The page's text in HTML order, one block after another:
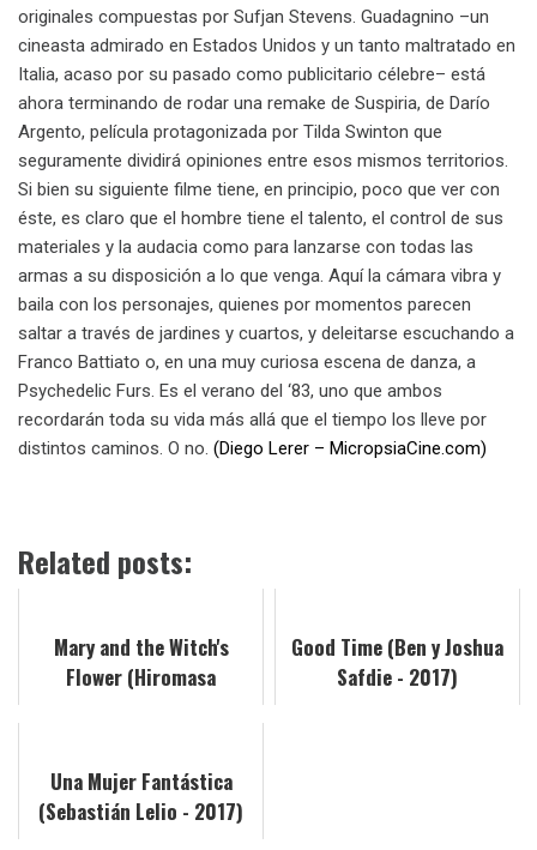
originales compuestas por Sufjan Stevens. Guadagnino –un
cineasta admirado en Estados Unidos y un tanto maltratado en
Italia, acaso por su pasado como publicitario célebre– está
ahora terminando de rodar una remake de Suspiria, de Darío
Argento, película protagonizada por Tilda Swinton que
seguramente dividirá opiniones entre esos mismos territorios.
Si bien su siguiente filme tiene, en principio, poco que ver con
éste, es claro que el hombre tiene el talento, el control de sus
materiales y la audacia como para lanzarse con todas las
armas a su disposición a lo que venga. Aquí la cámara vibra y
baila con los personajes, quienes por momentos parecen
saltar a través de jardines y cuartos, y deleitarse escuchando a
Franco Battiato o, en una muy curiosa escena de danza, a
Psychedelic Furs. Es el verano del ‘83, uno que ambos
recordarán toda su vida más allá que el tiempo los lleve por
distintos caminos. O no. (Diego Lerer – MicropsiaCine.com)
Related posts:
Mary and the Witch's
Flower (Hiromasa
Good Time (Ben y Joshua
Safdie - 2017)
Una Mujer Fantástica
(Sebastián Lelio - 2017)